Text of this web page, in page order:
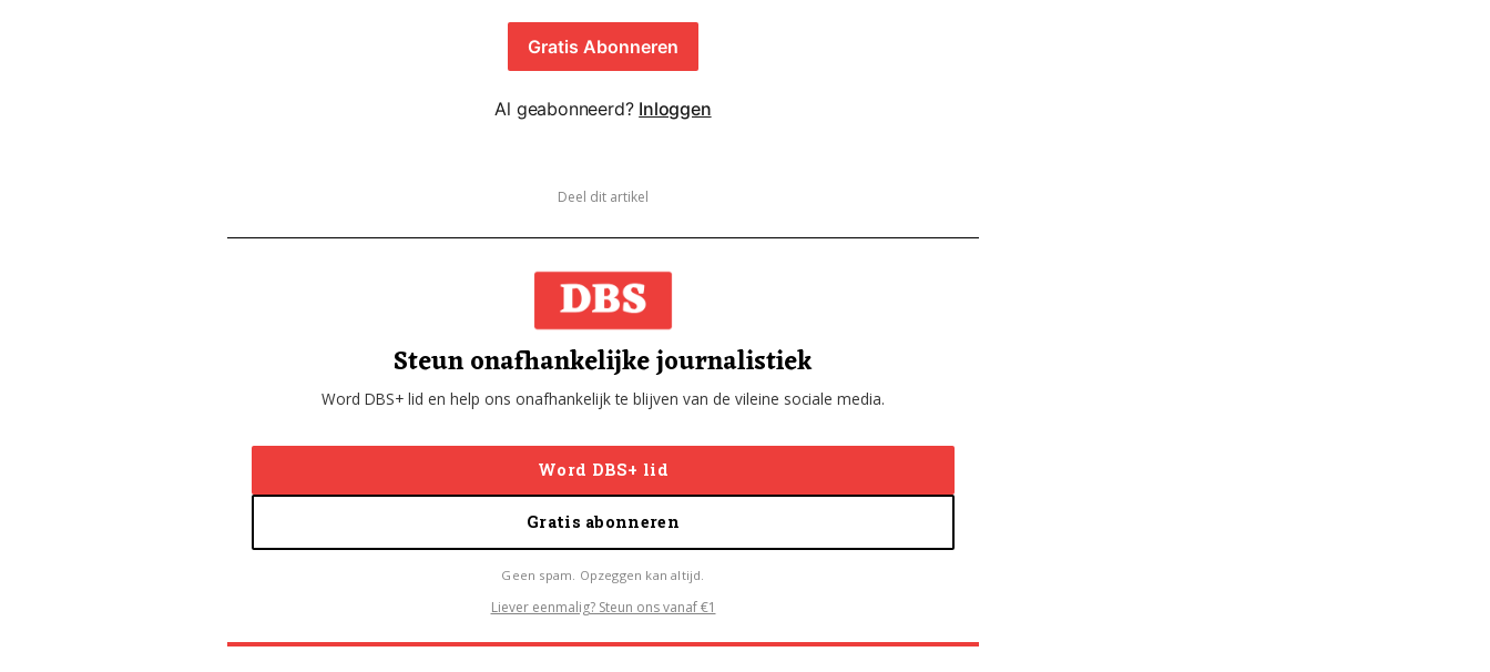
Gratis Abonneren
Al geabonneerd? Inloggen
Deel dit artikel
Steun onafhankelijke journalistiek
Word DBS+ lid en help ons onafhankelijk te blijven van de vileine sociale media.
Word DBS+ lid
Gratis abonneren
Geen spam. Opzeggen kan altijd.
Liever eenmalig? Steun ons vanaf €1